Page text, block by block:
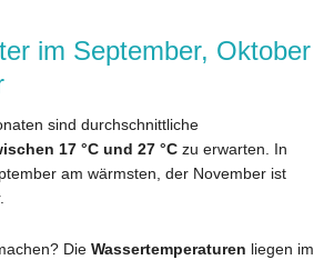
im September, Oktober
sind durchschnittliche
17 °C und 27 °C zu erwarten. In
am wärmsten, der November ist
Die Wassertemperaturen liegen im